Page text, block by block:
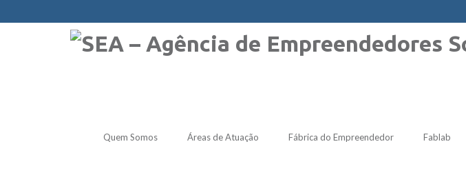
Quem Somos Áreas de Atuação Fábrica do Empreendedor Fablab